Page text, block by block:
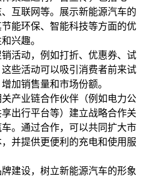
互联网等。展示新能源汽车的
能环保、智能科技等方面的优
兴趣。
活动，例如打折、优惠券、试
些活动可以吸引消费者前来试
加销售量和市场份额。
产业链合作伙伴（例如电力公
出行平台等）建立战略合作关
。通过合作，可以共同扩大市
并提供更便利的充电和使用服
建设，树立新能源汽车的形象